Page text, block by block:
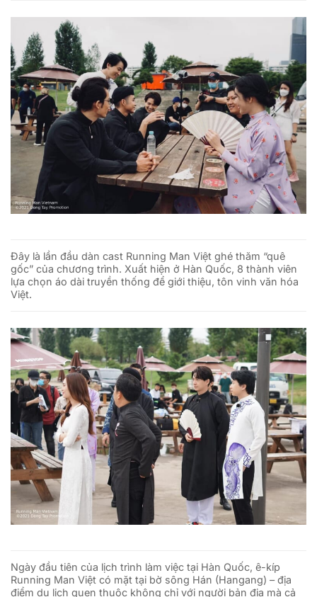
Đây là lần đầu dàn cast Running Man Việt ghé thăm “quê
gốc” của chương trình. Xuất hiện ở Hàn Quốc, 8 thành viên
lựa chọn áo dài truyền thống để giới thiệu, tôn vinh văn hóa
Việt.
Ngày đầu tiên của lịch trình làm việc tại Hàn Quốc, ê-kíp
Running Man Việt có mặt tại bờ sông Hán (Hangang) – địa
điểm du lịch quen thuộc không chỉ với người bản địa mà cả